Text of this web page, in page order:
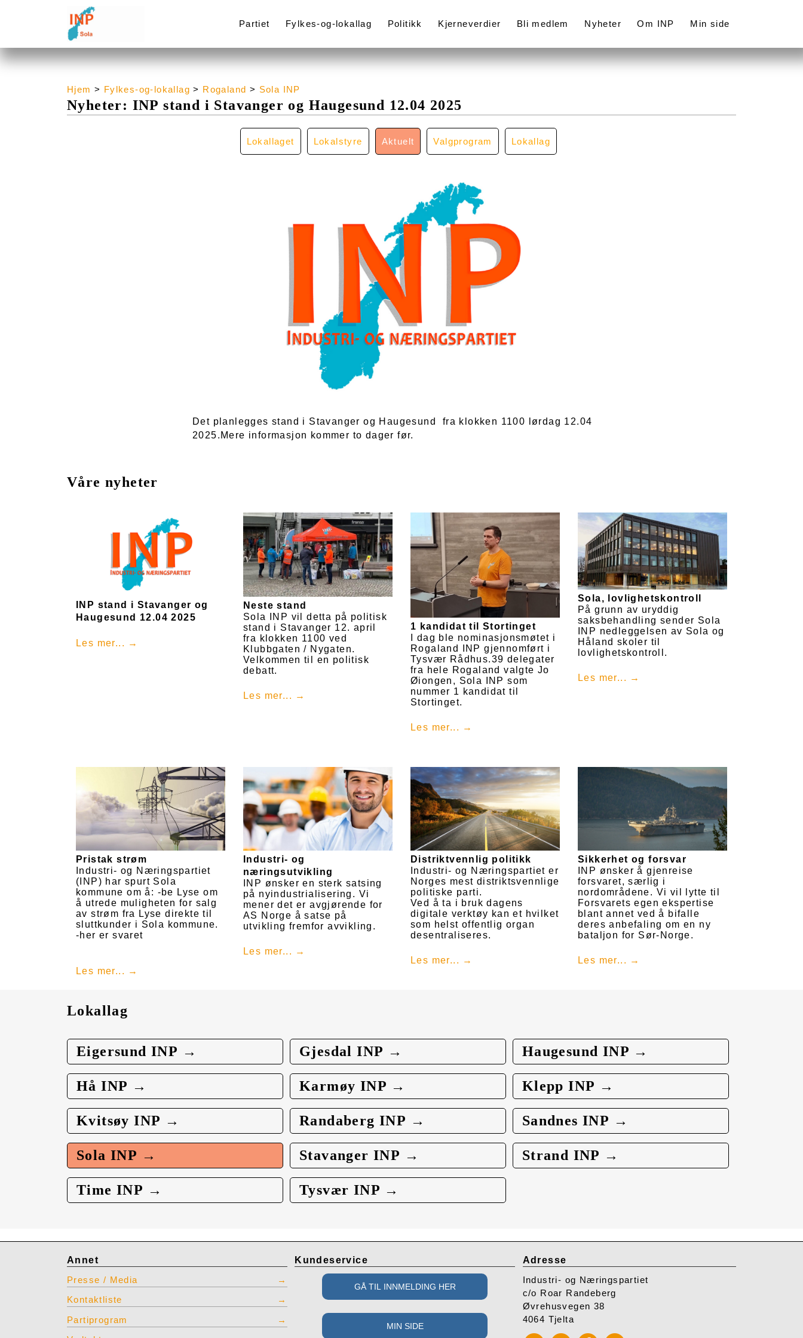
Partiet Fylkes-og-lokallag Politikk Kjerneverdier Bli medlem Nyheter Om INP Min side
Hjem > Fylkes-og-lokallag > Rogaland > Sola INP
Nyheter: INP stand i Stavanger og Haugesund 12.04 2025
Lokallaget Lokalstyre Aktuelt Valgprogram Lokallag
Det planlegges stand i Stavanger og Haugesund fra klokken 1100 lørdag 12.04
2025.Mere informasjon kommer to dager før.
Våre nyheter
INP stand i Stavanger og
Haugesund 12.04 2025
Les mer...
Neste stand
Sola INP vil detta på politisk
stand i Stavanger 12. april
fra klokken 1100 ved
Klubbgaten / Nygaten.
Velkommen til en politisk
debatt.
Les mer...
1 kandidat til Stortinget
I dag ble nominasjonsmøtet i
Rogaland INP gjennomført i
Tysvær Rådhus.39 delegater
fra hele Rogaland valgte Jo
Øiongen, Sola INP som
nummer 1 kandidat til
Stortinget.
Les mer...
Sola, lovlighetskontroll
På grunn av uryddig
saksbehandling sender Sola
INP nedleggelsen av Sola og
Håland skoler til
lovlighetskontroll.
Les mer...
Pristak strøm
Industri- og Næringspartiet
(INP) har spurt Sola
kommune om å: -be Lyse om
å utrede muligheten for salg
av strøm fra Lyse direkte til
sluttkunder i Sola kommune.
-her er svaret
Les mer...
Industri- og
næringsutvikling
INP ønsker en sterk satsing
på nyindustrialisering. Vi
mener det er avgjørende for
AS Norge å satse på
utvikling fremfor avvikling.
Les mer...
Distriktvennlig politikk
Industri- og Næringspartiet er
Norges mest distriktsvennlige
politiske parti.
Ved å ta i bruk dagens
digitale verktøy kan et hvilket
som helst offentlig organ
desentraliseres.
Les mer...
Sikkerhet og forsvar
INP ønsker å gjenreise
forsvaret, særlig i
nordområdene. Vi vil lytte til
Forsvarets egen ekspertise
blant annet ved å bifalle
deres anbefaling om en ny
bataljon for Sør-Norge.
Les mer...
Lokallag
Eigersund INP → Gjesdal INP → Haugesund INP →
Hå INP → Karmøy INP → Klepp INP →
Kvitsøy INP → Randaberg INP → Sandnes INP →
Sola INP → Stavanger INP → Strand INP →
Time INP → Tysvær INP →
Annet
Presse / Media
Kontaktliste
Partiprogram
Kundeservice Adresse
Industri- og Næringspartiet
c/o Roar Randeberg
Øvrehusvegen 38
4064 Tjelta